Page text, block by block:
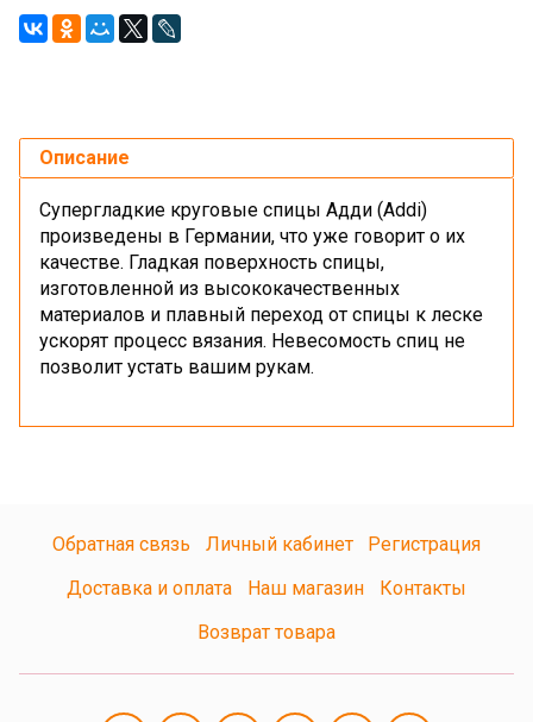
Описание
Супергладкие круговые спицы Адди (Addi)
произведены в Германии, что уже говорит о их
качестве. Гладкая поверхность спицы,
изготовленной из высококачественных
материалов и плавный переход от спицы к леске
ускорят процесс вязания. Невесомость спиц не
позволит устать вашим рукам.
Обратная связь Личный кабинет
Регистрация
Доставка и оплата
Наш магазин
Контакты
Возврат товара